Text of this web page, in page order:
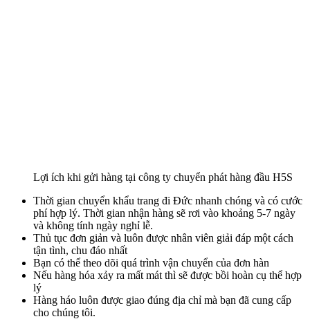
Lợi ích khi gửi hàng tại công ty chuyển phát hàng đầu H5S
Thời gian chuyển khẩu trang đi Đức nhanh chóng và có cước
phí hợp lý. Thời gian nhận hàng sẽ rơi vào khoảng 5-7 ngày
và không tính ngày nghỉ lễ.
Thủ tục đơn giản và luôn được nhân viên giải đáp một cách
tận tình, chu đáo nhất
Bạn có thể theo dõi quá trình vận chuyển của đơn hàn
Nếu hàng hóa xảy ra mất mát thì sẽ được bồi hoàn cụ thể hợp
lý
Hàng háo luôn được giao đúng địa chỉ mà bạn đã cung cấp
cho chúng tôi.